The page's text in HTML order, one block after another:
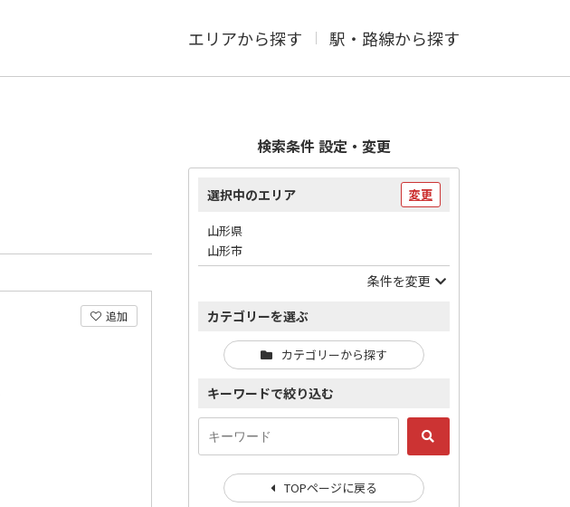
エリアから探す 駅・路線から探す
追加
検索条件 設定・変更
選択中のエリア 変更
山形県
山形市
条件を変更
カテゴリーを選ぶ
カテゴリーから探す
キーワードで絞り込む
TOPページに戻る